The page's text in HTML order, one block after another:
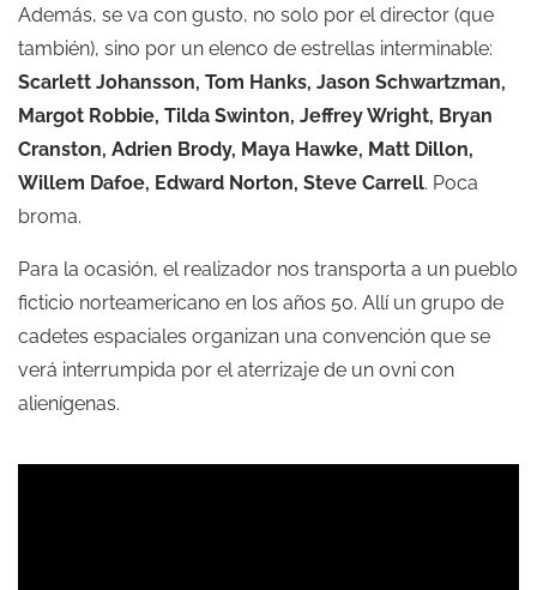
Además, se va con gusto, no solo por el director (que
también), sino por un elenco de estrellas interminable:
Scarlett Johansson, Tom Hanks, Jason Schwartzman,
Margot Robbie, Tilda Swinton, Jeffrey Wright, Bryan
Cranston, Adrien Brody, Maya Hawke, Matt Dillon,
Willem Dafoe, Edward Norton, Steve Carrell. Poca
broma.
Para la ocasión, el realizador nos transporta a un pueblo
ficticio norteamericano en los años 50. Allí un grupo de
cadetes espaciales organizan una convención que se
verá interrumpida por el aterrizaje de un ovni con
alienígenas.